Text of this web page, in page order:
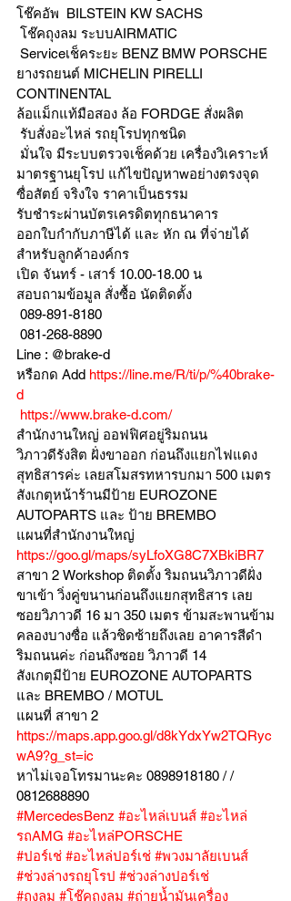
โช๊คอัพ  BILSTEIN KW SACHS
โช๊คถุงลม ระบบAIRMATIC
Serviceเช็คระยะ BENZ BMW PORSCHE
ยางรถยนต์ MICHELIN PIRELLI
CONTINENTAL
ล้อแม็กแท้มือสอง ล้อ FORDGE สั่งผลิต
รับสั่งอะไหล่ รถยุโรปทุกชนิด
มาตรฐานยุโรป แก้ไขปัญหาwอย่างตรงจุด
ซื่อสัตย์ จริงใจ ราคาเป็นธรรม
รับชำระผ่านบัตรเครดิตทุกธนาคาร
ออกใบกำกับภาษีได้ และ หัก ณ ที่จ่ายได้
สำหรับลูกค้าองค์กร
เปิด จันทร์ - เสาร์ 10.00-18.00 น
สอบถามข้อมูล สั่งซื้อ นัดติดตั้ง
089-891-8180
081-268-8890
Line : @brake-d
หรือกด Add https://line.me/R/ti/p/%40brake-
d
https://www.brake-d.com/
สำนักงานใหญ่ ออฟฟิศอยู่ริมถนน
วิภาวดีรังสิต ฝั่งขาออก ก่อนถึงแยกไฟแดง
สุทธิสารค่ะ เลยสโมสรทหารบกมา 500 เมตร
สังเกตุหน้าร้านมีป้าย EUROZONE
AUTOPARTS และ ป้าย BREMBO
แผนที่สำนักงานใหญ่
https://goo.gl/maps/syLfoXG8C7XBkiBR7
สาขา 2 Workshop ติดตั้ง ริมถนนวิภาวดีฝั่ง
ขาเข้า วิ่งคู่ขนานก่อนถึงแยกสุทธิสาร เลย
ซอยวิภาวดี 16 มา 350 เมตร ข้ามสะพานข้าม
คลองบางซื่อ แล้วชิดซ้ายถึงเลย อาคารสีดำ
ริมถนนค่ะ ก่อนถึงซอย วิภาวดี 14
สังเกตุมีป้าย EUROZONE AUTOPARTS
และ BREMBO / MOTUL
แผนที่ สาขา 2
https://maps.app.goo.gl/d8kYdxYw2TQRyc
wA9?g_st=ic
หาไม่เจอโทรมานะคะ 0898918180 / /
0812688890
#MercedesBenz #อะไหล่เบนส์ #อะไหล่
รถAMG #อะไหล่PORSCHE
#ปอร์เช่ #อะไหล่ปอร์เช่ #พวงมาลัยเบนส์
#ช่วงล่างรถยุโรป #ช่วงล่างปอร์เช่
#ถุงลม #โช๊คถุงลม #ถ่ายน้ำมันเครื่อง